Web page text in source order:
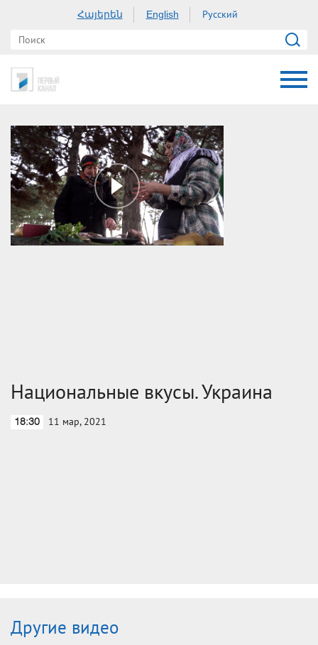
Հայերեն English Русский
Национальные вкусы. Украина
18:30 11 мар, 2021
Другие видео